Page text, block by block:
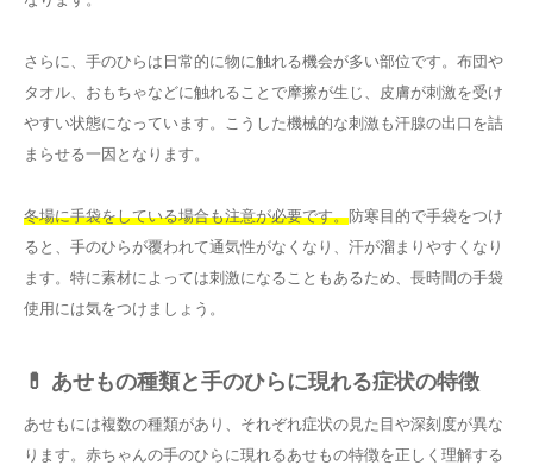
さらに、手のひらは日常的に物に触れる機会が多い部位です。布団や
タオル、おもちゃなどに触れることで摩擦が生じ、皮膚が刺激を受け
やすい状態になっています。こうした機械的な刺激も汗腺の出口を詰
まらせる一因となります。
冬場に手袋をしている場合も注意が必要です。防寒目的で手袋をつけ
ると、手のひらが覆われて通気性がなくなり、汗が溜まりやすくなり
ます。特に素材によっては刺激になることもあるため、長時間の手袋
使用には気をつけましょう。
💊 あせもの種類と手のひらに現れる症状の特徴
あせもには複数の種類があり、それぞれ症状の見た目や深刻度が異な
ります。赤ちゃんの手のひらに現れるあせもの特徴を正しく理解する